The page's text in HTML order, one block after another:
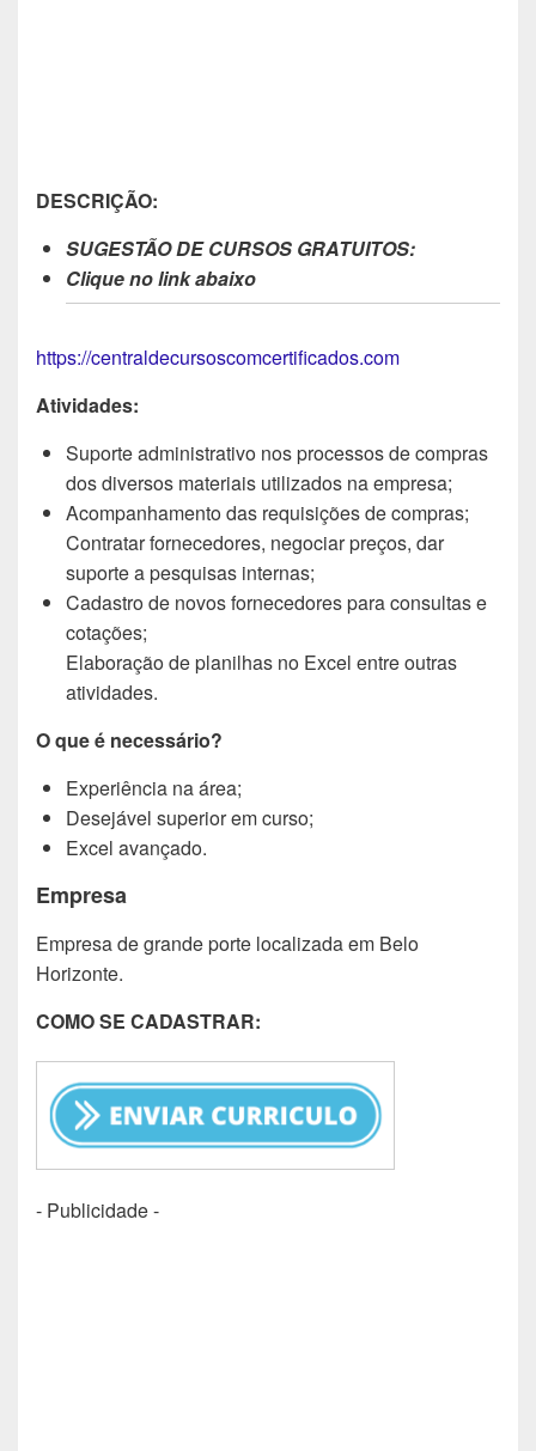
DESCRIÇÃO:
SUGESTÃO DE CURSOS GRATUITOS:
Clique no link abaixo
https://centraldecursoscomcertificados.com
Atividades:
Suporte administrativo nos processos de compras
dos diversos materiais utilizados na empresa;
Acompanhamento das requisições de compras;
Contratar fornecedores, negociar preços, dar
suporte a pesquisas internas;
Cadastro de novos fornecedores para consultas e
cotações;
Elaboração de planilhas no Excel entre outras
atividades.
O que é necessário?
Experiência na área;
Desejável superior em curso;
Excel avançado.
Empresa
Empresa de grande porte localizada em Belo
Horizonte.
COMO SE CADASTRAR:
- Publicidade -